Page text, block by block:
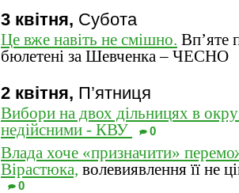
3 квітня, Субота
Це вже навіть не смішно. Вп’яте
бюлетені за Шевченка – ЧЕСНО
2 квітня, П’ятниця
Вибори на двох дільницях в
недійсними - КВУ
0
Влада хоче «призначити»
Вірастюка, волевиявлення її не
0